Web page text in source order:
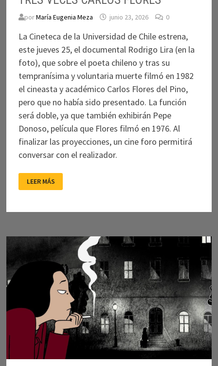
porMaría Eugenia Meza junio 23, 2026 0
La Cineteca de la Universidad de Chile estrena,
este jueves 25, el documental Rodrigo Lira (en la
foto), que sobre el poeta chileno y tras su
tempranísima y voluntaria muerte filmó en 1982
el cineasta y académico Carlos Flores del Pino,
pero que no había sido presentado. La función
será doble, ya que también exhibirán Pepe
Donoso, película que Flores filmó en 1976. Al
finalizar las proyecciones, un cine foro permitirá
conversar con el realizador.
TRES
VECES
CARLOS
LEER MÁS